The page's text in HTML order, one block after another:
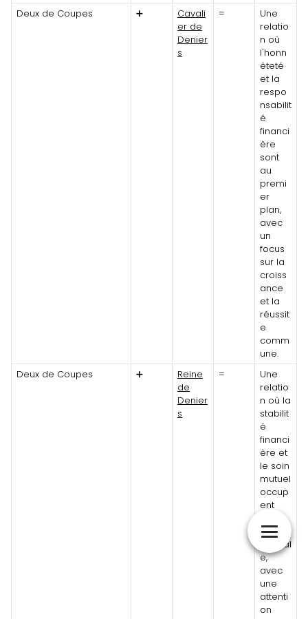
Deux de Coupes
➕
Cavali
er de
Denier
s
=
Une
relatio
n où
l'honn
êteté
et la
respo
nsabilit
é
financi
ère
sont
au
premi
er
plan,
avec
un
focus
sur la
croiss
ance
et la
réussit
e
comm
une.
Deux de Coupes
➕
Reine
de
Denier
s
=
Une
relatio
n où la
stabilit
é
financi
ère et
le soin
mutuel
occup
ent
place
central
e,
avec
une
attenti
on